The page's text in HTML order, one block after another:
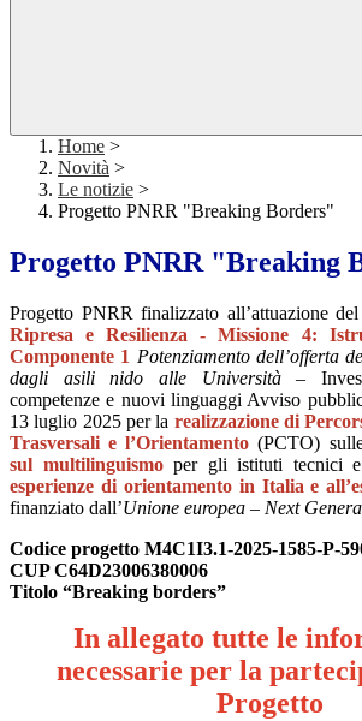
Home >
Novità >
Le notizie >
Progetto PNRR "Breaking Borders"
Progetto PNRR "Breaking
Progetto PNRR finalizzato all’attuazione del
Ripresa e Resilienza - Missione 4:
Componente 1 Potenziamento dell’offerta
dagli asili nido alle Università–
competenze e nuovi linguaggi Avviso
13 luglio 2025 per la realizzazione di
Trasversali e l’Orientamento (PCTO)
sul multilinguismoper gli istituti tecnici e
esperienze di orientamento in Italia e
finanziato dall’Unione europea – Next
Codice progetto M4C1I3.1-2025-1585-P-
CUP C64D23006380006
Titolo “Breaking borders”
In allegato tutte le
necessarie per la
Progetto